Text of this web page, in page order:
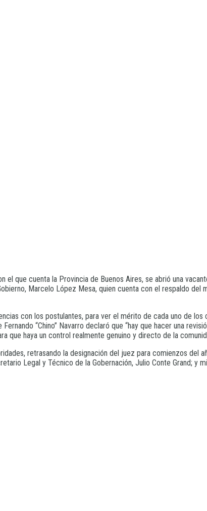
que cuenta la Provincia de Buenos Aires, se abrió una
Marcelo López Mesa, quien cuenta con el respaldo
con los postulantes, para ver el mérito de cada uno de
“Chino” Navarro declaró que “hay que hacer una
haya un control realmente genuino y directo de la
retrasando la designación del juez para comienzos del
Legal y Técnico de la Gobernación, Julio Conte Grand; y